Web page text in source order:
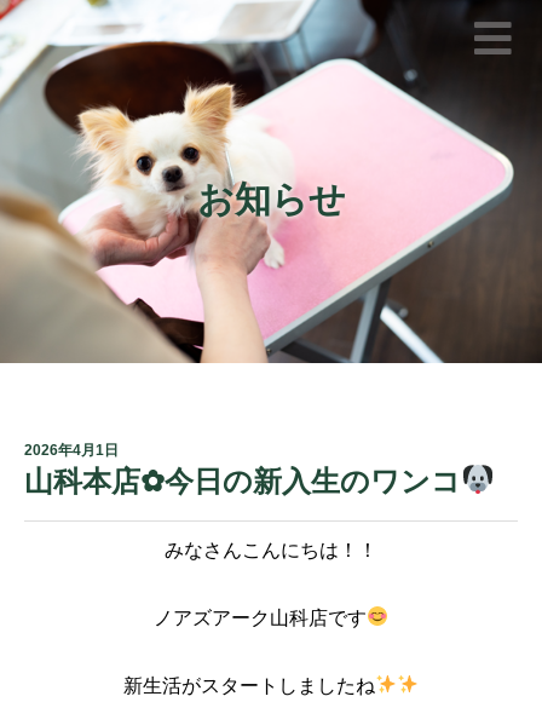
お知らせ
2026年4月1日
山科本店✿今日の新入生のワンコ
みなさんこんにちは！！
ノアズアーク山科店です
新生活がスタートしましたね